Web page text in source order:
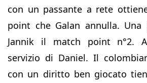
con un passante a rete
point che Galan annulla.
Jannik il match point n°2.
servizio di Daniel. Il
con un diritto ben giocato